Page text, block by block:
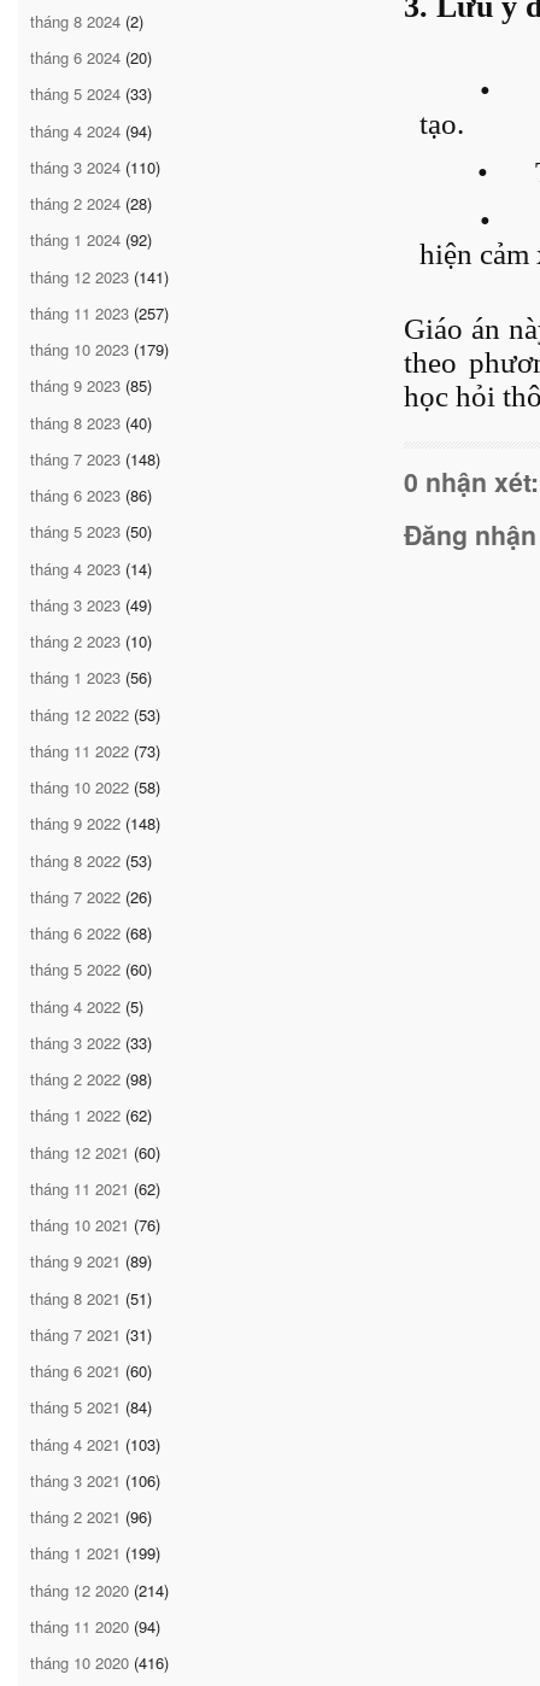
tháng 8 2024 (2)
tháng 6 2024 (20)
tháng 5 2024 (33)
tháng 4 2024 (94)
tháng 3 2024 (110)
tháng 2 2024 (28)
tháng 1 2024 (92)
tháng 12 2023 (141)
tháng 11 2023 (257)
tháng 10 2023 (179)
tháng 9 2023 (85)
tháng 8 2023 (40)
tháng 7 2023 (148)
tháng 6 2023 (86)
tháng 5 2023 (50)
tháng 4 2023 (14)
tháng 3 2023 (49)
tháng 2 2023 (10)
tháng 1 2023 (56)
tháng 12 2022 (53)
tháng 11 2022 (73)
tháng 10 2022 (58)
tháng 9 2022 (148)
tháng 8 2022 (53)
tháng 7 2022 (26)
tháng 6 2022 (68)
tháng 5 2022 (60)
tháng 4 2022 (5)
tháng 3 2022 (33)
tháng 2 2022 (98)
tháng 1 2022 (62)
tháng 12 2021 (60)
tháng 11 2021 (62)
tháng 10 2021 (76)
tháng 9 2021 (89)
tháng 8 2021 (51)
tháng 7 2021 (31)
tháng 6 2021 (60)
tháng 5 2021 (84)
tháng 4 2021 (103)
tháng 3 2021 (106)
tháng 2 2021 (96)
tháng 1 2021 (199)
tháng 12 2020 (214)
tháng 11 2020 (94)
tháng 10 2020 (416)
•
tạo.
•
•
hiện cảm
Giáo án
theo
học hỏi
0 nhận xét:
Đăng